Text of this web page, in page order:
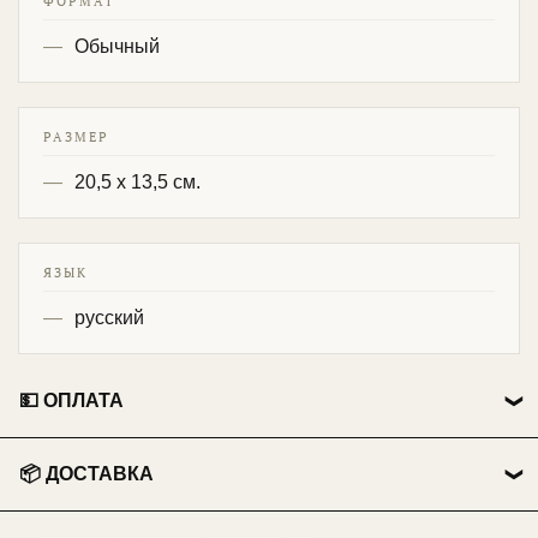
Обычный
РАЗМЕР
20,5 х 13,5 см.
ЯЗЫК
русский
💵 ОПЛАТА
💳 Перевод на карту Сбербанка.
📦 ДОСТАВКА